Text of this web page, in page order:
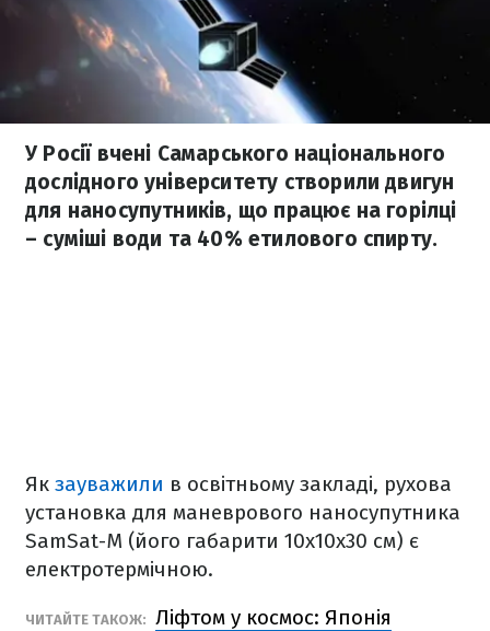
У Росії вчені Самарського національного
дослідного університету створили двигун
для наносупутників, що працює на горілці
– суміші води та 40% етилового спирту.
Як зауважили в освітньому закладі, рухова
установка для маневрового наносупутника
SamSat-M (його габарити 10х10х30 см) є
електротермічною.
ЧИТАЙТЕ ТАКОЖ: Ліфтом у космос: Японія